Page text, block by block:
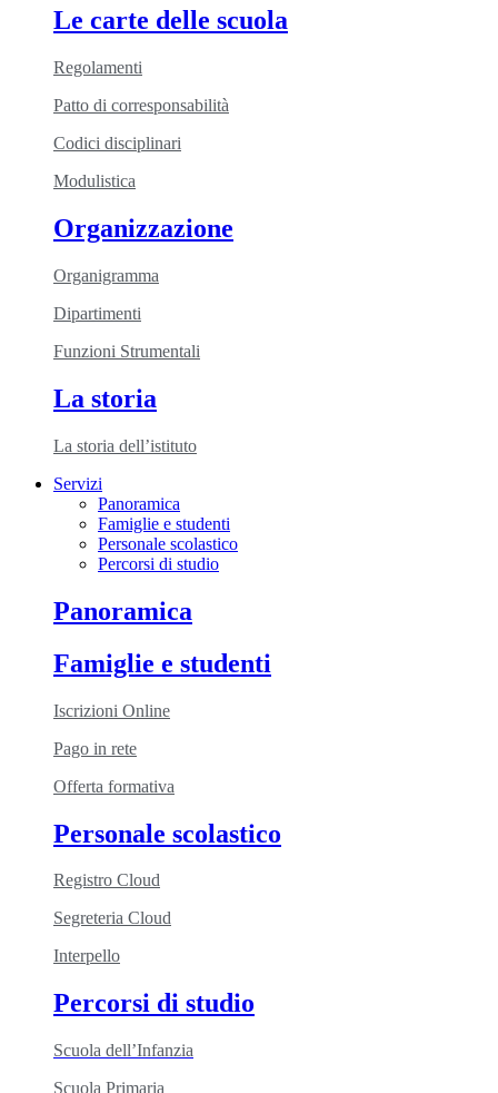
Le carte delle scuola
Regolamenti
Patto di corresponsabilità
Codici disciplinari
Modulistica
Organizzazione
Organigramma
Dipartimenti
Funzioni Strumentali
La storia
La storia dell’istituto
Servizi
Panoramica
Famiglie e studenti
Personale scolastico
Percorsi di studio
Panoramica
Famiglie e studenti
Iscrizioni Online
Pago in rete
Offerta formativa
Personale scolastico
Registro Cloud
Segreteria Cloud
Interpello
Percorsi di studio
Scuola dell’Infanzia
Scuola Primaria